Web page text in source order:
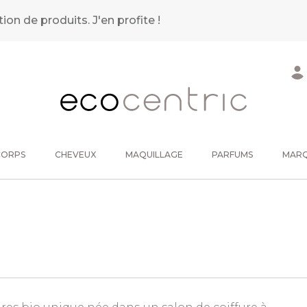
de produits.J'en profite !
CHEVEUX MAQUILLAGE PARFUMS